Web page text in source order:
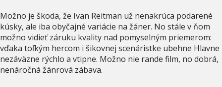
Možno je škoda, že Ivan Reitman už nenakrúca podarené
kúsky, ale iba obyčajné variácie na žáner. No stále v ňom
možno vidieť záruku kvality nad pomyselným priemerom:
vďaka toľkým hercom i šikovnej scenáristke ubehne Hlavne
nezáväzne rýchlo a vtipne. Možno nie rande film, no dobrá,
nenáročná žánrová zábava.